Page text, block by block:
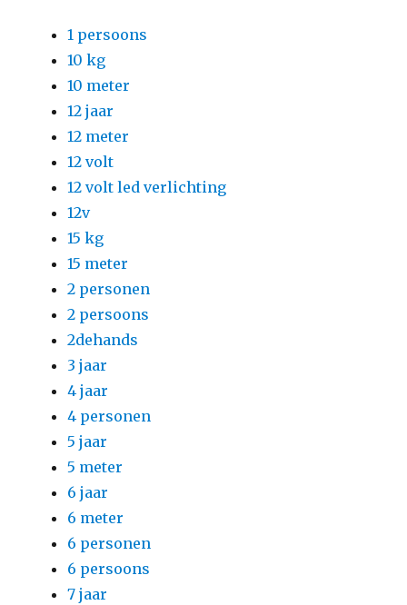
1 persoons
10 kg
10 meter
12 jaar
12 meter
12 volt
12 volt led verlichting
12v
15 kg
15 meter
2 personen
2 persoons
2dehands
3 jaar
4 jaar
4 personen
5 jaar
5 meter
6 jaar
6 meter
6 personen
6 persoons
7 jaar